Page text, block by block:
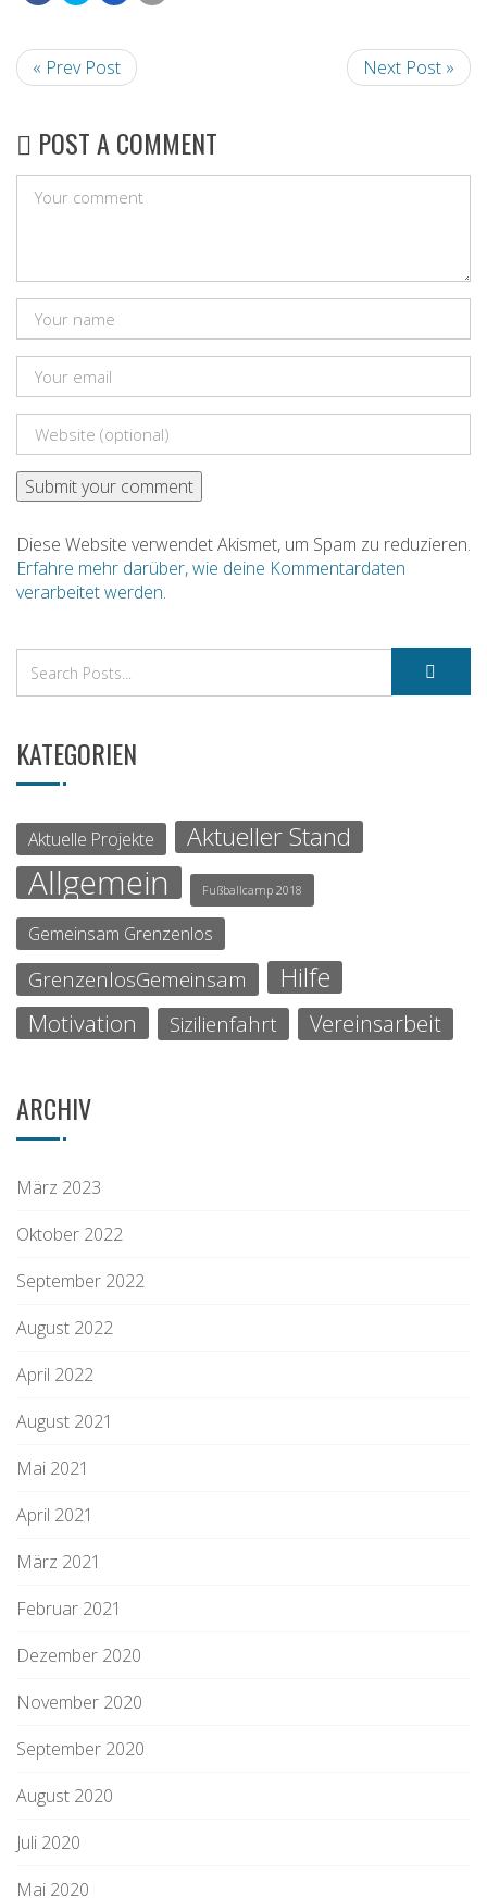
« Prev Post Next Post »
POST A COMMENT
Diese Website verwendet Akismet, um Spam zu reduzieren.
Erfahre mehr darüber, wie deine Kommentardaten
verarbeitet werden.
KATEGORIEN
Aktuelle Projekte Aktueller Stand
Allgemein Fußballcamp 2018
Gemeinsam Grenzenlos
GrenzenlosGemeinsam Hilfe
Motivation Sizilienfahrt Vereinsarbeit
ARCHIV
März 2023
Oktober 2022
September 2022
August 2022
April 2022
August 2021
Mai 2021
April 2021
März 2021
Februar 2021
Dezember 2020
November 2020
September 2020
August 2020
Juli 2020
Mai 2020